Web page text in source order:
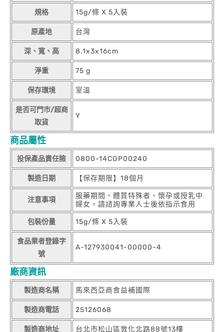
規格 15g/條 X 5入裝
原產地 台灣
深、寬、高 8.1x3x16cm
淨重 75 g
保存環境 室溫
是否可門市/超商
取貨
Y
商品屬性
投保產品責任險 0800-14CGP00240
製造日期 【保存期限】18個月
注意事項
服藥期間、體質特殊者、懷孕或授乳中
婦女，請諮詢專業人士後依指示食用
包裝份量 15g/條 X 5入裝
食品業者登錄字
號
A-127930041-00000-4
廠商資訊
製造商名稱 馬來西亞商食益補國際
製造商電話 25126068
製造商地址 台北市松山區敦化北路88號13樓